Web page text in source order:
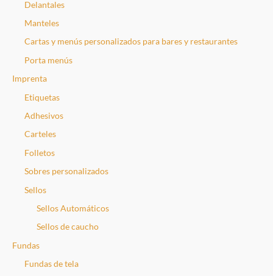
Delantales
Manteles
Cartas y menús personalizados para bares y restaurantes
Porta menús
Imprenta
Etiquetas
Adhesivos
Carteles
Folletos
Sobres personalizados
Sellos
Sellos Automáticos
Sellos de caucho
Fundas
Fundas de tela